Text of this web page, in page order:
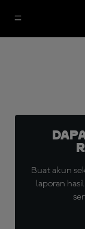
Buat akun
laporan